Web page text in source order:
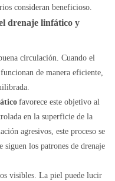
consideran beneficioso.
drenaje linfático y
circulación. Cuando el
de manera eficiente,
favorece este objetivo al
en la superficie de la
agresivos, este proceso se
siguen los patrones de drenaje
visibles. La piel puede lucir